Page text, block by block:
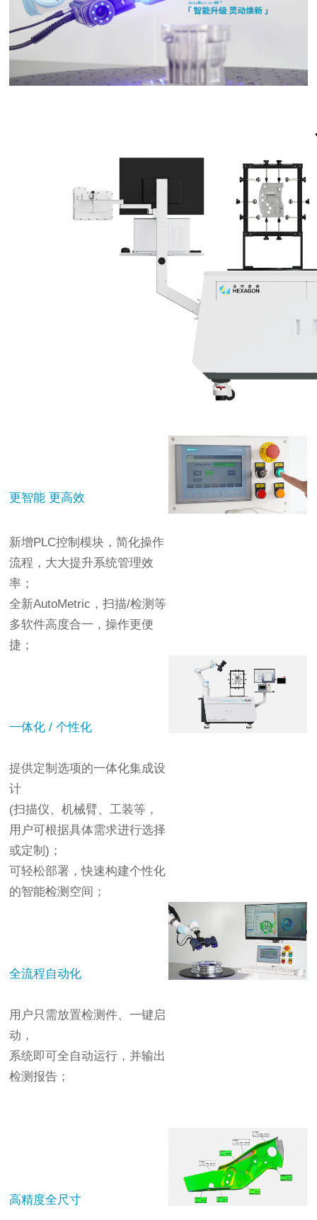
更智能 更高效
新增PLC控制模块，简化操作
流程，大大提升系统管理效
率；
全新AutoMetric，扫描/检测等
多软件高度合一，操作更便
捷 ；
一体化 / 个性化
提供定制选项的一体化集成设
计
(扫描仪、机械臂、工装等，
用户可根据具体需求进行选择
或定制) ；
可轻松部署，快速构建个性化
的智能检测空间；
全流程自动化
用户只需放置检测件、一键启
动，
系统即可全自动运行，并输出
检测报告；
高精度全尺寸